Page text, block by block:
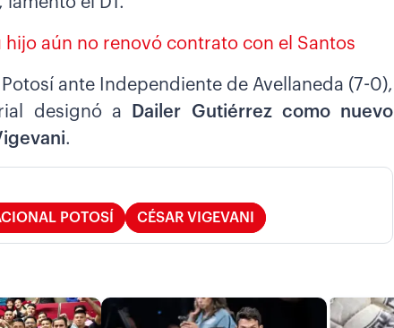
hijo aún no renovó contrato con el Santos
ante Independiente de Avellaneda (7-0),
designó a
Dailer Gutiérrez como nuevo
.
POTOSÍ CÉSAR VIGEVANI